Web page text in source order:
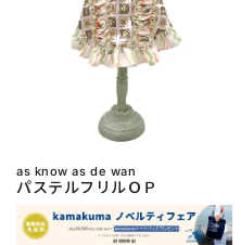
as know as de wan
パステルフリルＯＰ